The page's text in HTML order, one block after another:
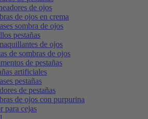
de ojos
de ojos en crema
sombra de ojos
pestañas
de ojos
de sombras de ojos
de pestañas
artificiales
pestañas
de pestañas
de ojos con purpurina
para cejas